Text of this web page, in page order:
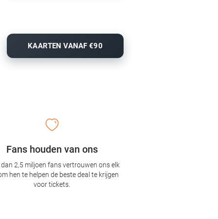
KAARTEN VANAF €90
Fans houden van ons
2,5 miljoen fans vertrouwen ons elk
hen te helpen de beste deal te krijgen
voor tickets.